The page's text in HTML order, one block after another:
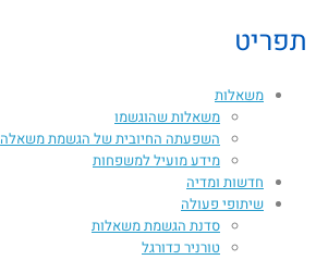
תפריט
משאלות
משאלות שהוגשמו
השפעתה החיובית של הגשמת משאלה​
מידע מועיל למשפחות
חדשות ומדיה
שיתופי פעולה
סדנת הגשמת משאלות
טורניר כדורגל